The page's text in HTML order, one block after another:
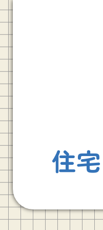
住宅